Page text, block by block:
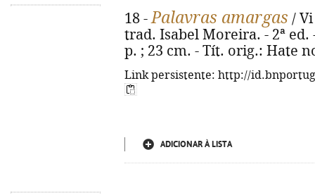
18 -Palavras amargas /
trad. Isabel Moreira. - 2ª ed.
p. ; 23 cm. - Tít. orig.: Hate
Link persistente: http://
ADICIONAR À LISTA